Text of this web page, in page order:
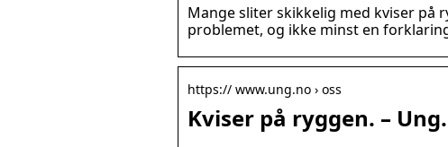
Mange sliter skikkelig med kviser på
problemet, og ikke minst en
https:// www.ung.no › oss
Kviser på ryggen. –